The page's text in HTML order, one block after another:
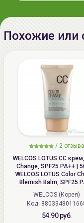
Похожие или
/ 2 отзыва
WELCOS LOTUS СС
Change, SPF25 PA++ |
WELCOS LOTUS Color
Blemish Balm, SPF25
WELCOS (Корея)
Код:
54.90 руб.